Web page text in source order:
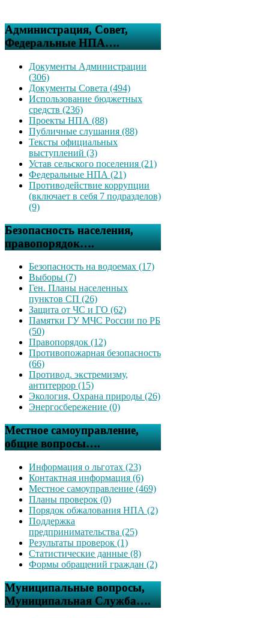
Администрация, Совет,
Федеральные НПА….
Документы Администрации
(306)
Документы Совета (494)
Использование бюджетных
средств (236)
Проекты НПА (88)
Публичные слушания (88)
Тексты официальных
выступлений (3)
Устав сельского поселения (21)
Федеральные НПА (21)
Противодействие коррупции
(включает в себя 7 подразделов)
(9)
Безопасность населения,
правопорядок….
Безопасность на водоемах (17)
Выборы (7)
Ген. Планы населенных
пунктов СП (26)
Защита от ЧС и ГО (62)
Памятки ГУ МЧС России по РБ
(50)
Правопорядок (12)
Противопожарная безопасность
(66)
Противод. экстремизму,
антитеррор (15)
Экология, Охрана природы (26)
Энергосбережение (0)
Местное самоуправление,
общие вопросы….
Информация о льготах (23)
Контактная информация (6)
Местное самоуправление (469)
Планы проверок (0)
Порядок обжалования НПА (2)
Поддержка
предпринимательства (25)
Результаты проверок (1)
Статистические данные (8)
Формы обращений граждан (2)
Муниципальные вопросы,
Муниципальная Служба….